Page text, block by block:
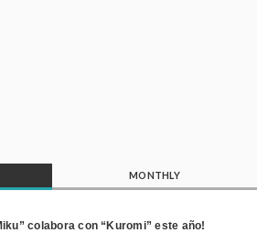
MONTHLY
colabora con “Kuromi” este año!